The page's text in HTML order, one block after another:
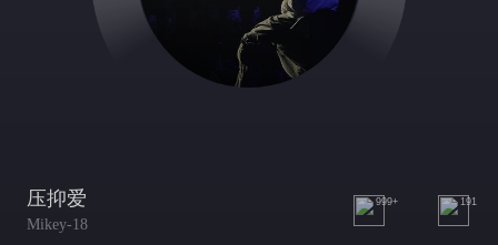
压抑爱
Mikey-18
999+ 191